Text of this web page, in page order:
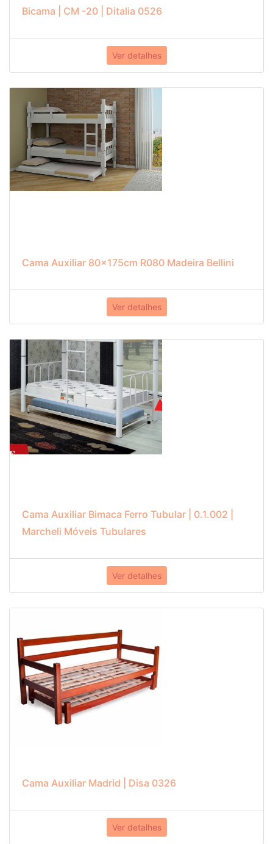
Bicama | CM -20 | Ditalia 0526
Ver detalhes
Cama Auxiliar 80x175cm R080 Madeira Bellini
Ver detalhes
Cama Auxiliar Bimaca Ferro Tubular | 0.1.002 |
Marcheli Móveis Tubulares
Ver detalhes
Cama Auxiliar Madrid | Disa 0326
Ver detalhes